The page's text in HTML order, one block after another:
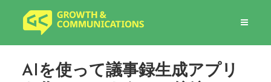
AIを使って議事録生成アプリ